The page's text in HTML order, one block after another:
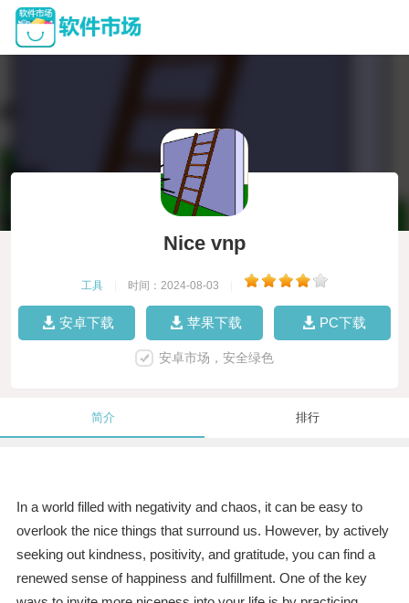
Nice vnp
工具 时间：2024-08-03
安卓下载 苹果下载 PC下载
安卓市场，安全绿色
简介 排行
In a world filled with negativity and chaos, it can be easy to
overlook the nice things that surround us. However, by actively
seeking out kindness, positivity, and gratitude, you can find a
renewed sense of happiness and fulfillment. One of the key